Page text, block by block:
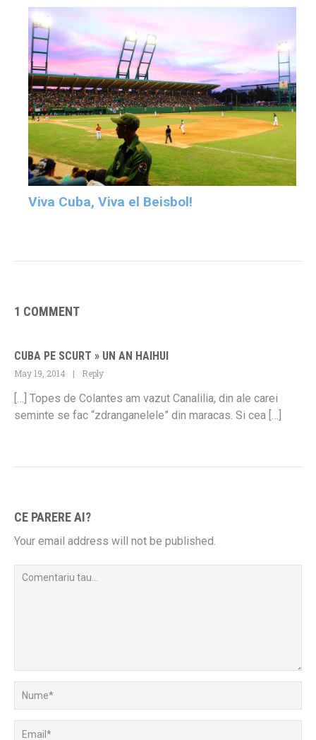
Viva Cuba, Viva el Beisbol!
1 COMMENT
CUBA PE SCURT » UN AN HAIHUI
May 19, 2014 Reply
[…] Topes de Colantes am vazut Canalilia, din ale carei
seminte se fac “zdranganelele” din maracas. Si cea […]
CE PARERE AI?
Your email address will not be published.